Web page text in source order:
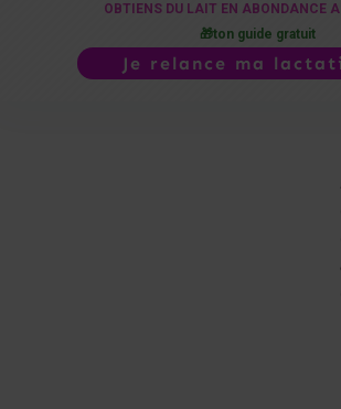
OBTIENS DU LAIT EN ABONDANCE
🎁ton guide gratuit
Je relance ma